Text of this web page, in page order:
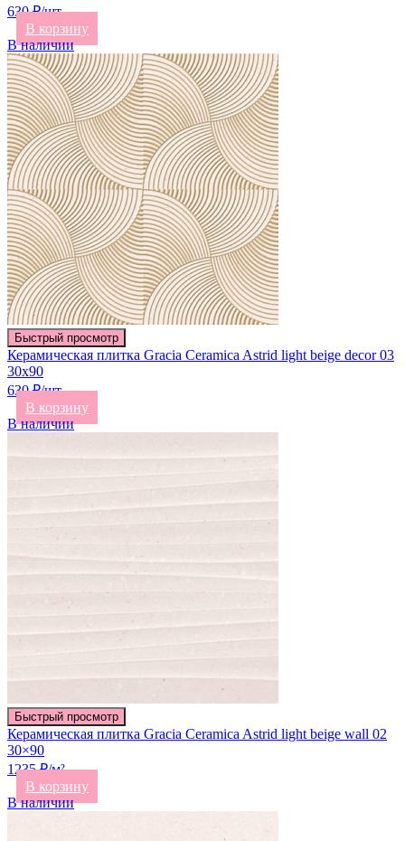
630 ₽/шт
В корзину
В наличии
Быстрый просмотр
Керамическая плитка Gracia Ceramica Astrid light beige decor 03
30х90
630 ₽/шт
В корзину
В наличии
Быстрый просмотр
Керамическая плитка Gracia Ceramica Astrid light beige wall 02
30×90
1235 ₽/м²
В корзину
В наличии